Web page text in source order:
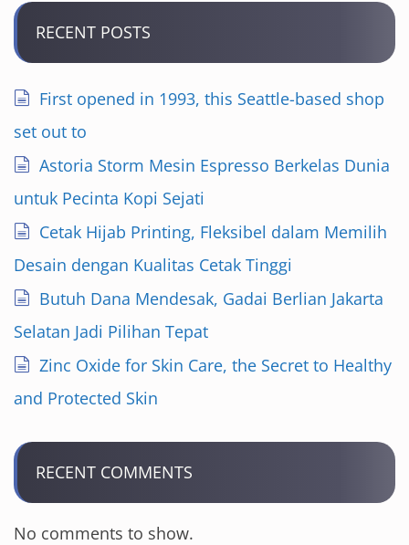
RECENT POSTS
First opened in 1993, this Seattle-based shop
set out to
Astoria Storm Mesin Espresso Berkelas Dunia
untuk Pecinta Kopi Sejati
Cetak Hijab Printing, Fleksibel dalam Memilih
Desain dengan Kualitas Cetak Tinggi
Butuh Dana Mendesak, Gadai Berlian Jakarta
Selatan Jadi Pilihan Tepat
Zinc Oxide for Skin Care, the Secret to Healthy
and Protected Skin
RECENT COMMENTS
No comments to show.